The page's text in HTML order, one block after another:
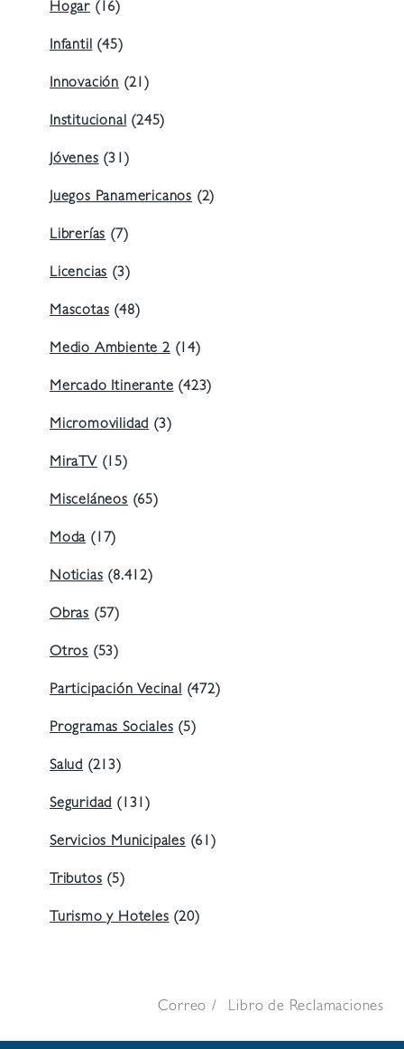
Hogar (16)
Infantil(45)
Innovación (21)
Institucional(245)
Jóvenes(31)
Juegos Panamericanos (2)
Librerías(7)
Licencias(3)
Mascotas(48)
Medio Ambiente 2(14)
Mercado Itinerante(423)
Micromovilidad(3)
MiraTV(15)
Misceláneos(65)
Moda(17)
Noticias(8.412)
Obras (57)
Otros (53)
Participación Vecinal(472)
Programas Sociales(5)
Salud (213)
Seguridad(131)
Servicios Municipales(61)
Tributos(5)
Turismo y Hoteles(20)
Correo Libro de Reclamaciones